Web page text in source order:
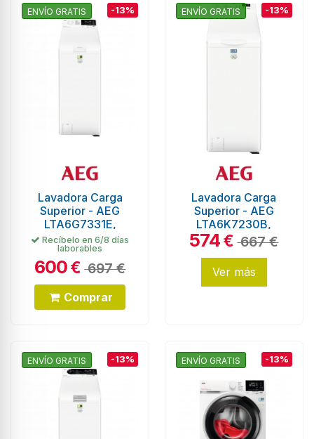
ENVÍO GRATIS -13%
Lavadora Carga
Superior - AEG
LTA6G7331E,
Blanco, 7Kg
Recíbelo en 6/8 días
laborables
600€ 697 €
Comprar
ENVÍO GRATIS -13%
Lavadora Carga
Superior - AEG
LTA6K7230B,
Blanco, 7 Kg
574€ 667 €
Ver más
ENVÍO GRATIS -13% ENVÍO GRATIS -13%